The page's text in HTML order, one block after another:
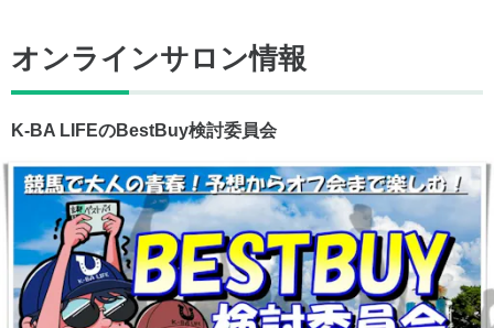
オンラインサロン情報
K-BA LIFEのBestBuy検討委員会